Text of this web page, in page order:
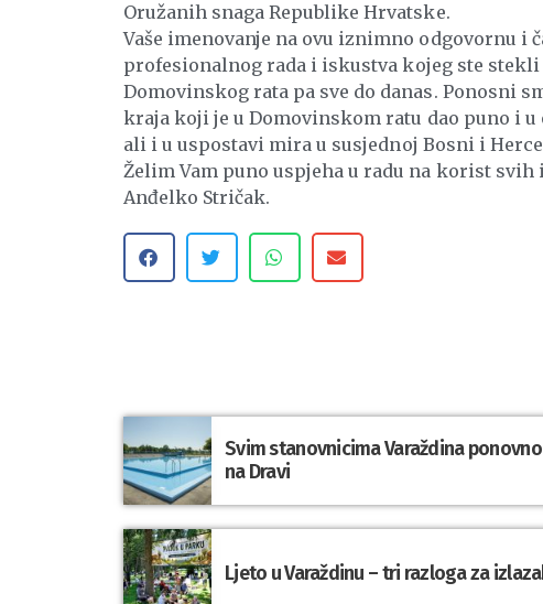
Oružanih snaga Republike Hrvatske.
Vaše imenovanje na ovu iznimno odgovornu i
profesionalnog rada i iskustva kojeg ste
Domovinskog rata pa sve do danas. Ponosni
kraja koji je u Domovinskom ratu dao puno i
ali i u uspostavi mira u susjednoj Bosni i
Želim Vam puno uspjeha u radu na korist
Anđelko Stričak.
Svim stanovnicima Varaždina
na Dravi
Ljeto u Varaždinu – tri razloga za